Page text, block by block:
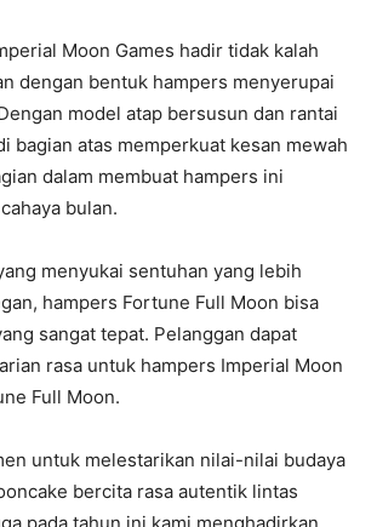
Moon Games hadir tidak kalah
dengan bentuk hampers menyerupai
model atap bersusun dan rantai
bagian atas memperkuat kesan mewah
dalam membuat hampers ini
bulan.
menyukai sentuhan yang lebih
hampers Fortune Full Moon bisa
sangat tepat. Pelanggan dapat
rasa untuk hampers Imperial Moon
Full Moon.
untuk melestarikan nilai-nilai budaya
bercita rasa autentik lintas